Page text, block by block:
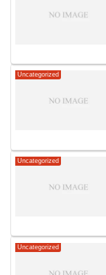
Uncategorized
Uncategorized
Uncategorized